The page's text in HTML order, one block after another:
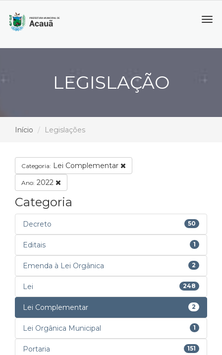
LEGISLAÇÃO
Início Legislações
Categoria: Lei Complementar
Ano: 2022
Categoria
Decreto 50
Editais 1
Emenda à Lei Orgânica 2
Lei 248
Lei Complementar 2
Lei Orgânica Municipal 1
Portaria 151